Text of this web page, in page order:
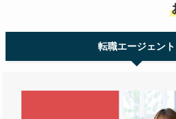
転職エージェント